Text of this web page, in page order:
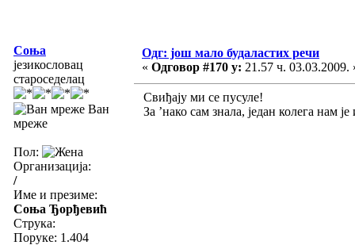
Соња
језикословац
староседелац
Ван
мреже
Пол:
Организација:
/
Име и презиме:
Соња Ђорђевић
Струка:
Поруке: 1.404
Одг: још мало будаластих речи
« Одговор #170 у: 21.57 ч. 03.03.2009.
Свиђају ми се пусуле!
За ’нако сам знала, један колега нам